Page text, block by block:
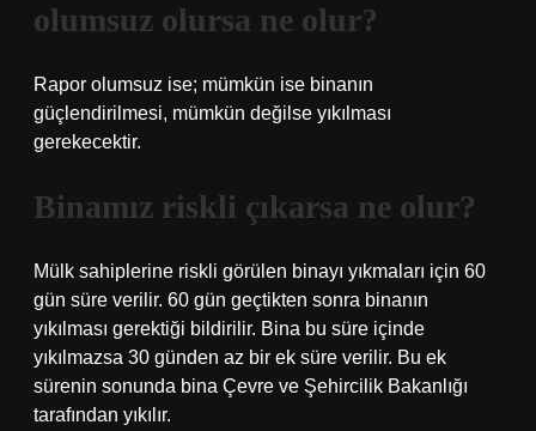
olumsuz olursa ne olur?
Rapor olumsuz ise; mümkün ise binanın
güçlendirilmesi, mümkün değilse yıkılması
gerekecektir.
Binamız riskli çıkarsa ne olur?
Mülk sahiplerine riskli görülen binayı yıkmaları için 60
gün süre verilir. 60 gün geçtikten sonra binanın
yıkılması gerektiği bildirilir. Bina bu süre içinde
yıkılmazsa 30 günden az bir ek süre verilir. Bu ek
sürenin sonunda bina Çevre ve Şehircilik Bakanlığı
tarafından yıkılır.